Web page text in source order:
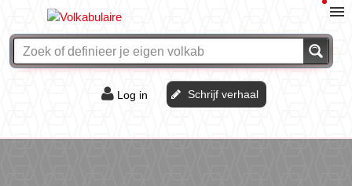
Log in Schrijf verhaal